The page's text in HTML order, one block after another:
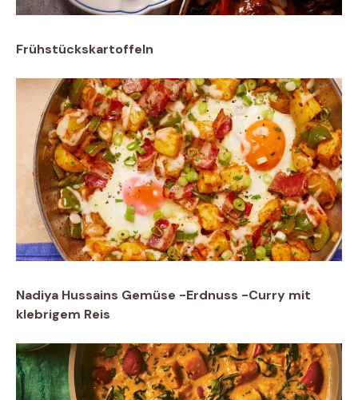
Frühstückskartoffeln
Nadiya Hussains Gemüse -Erdnuss -Curry mit
klebrigem Reis